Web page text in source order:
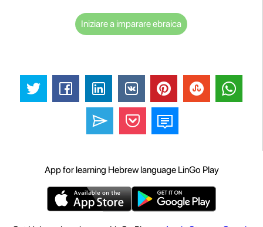
Iniziare a imparare ebraica
App for learning Hebrew language LinGo Play